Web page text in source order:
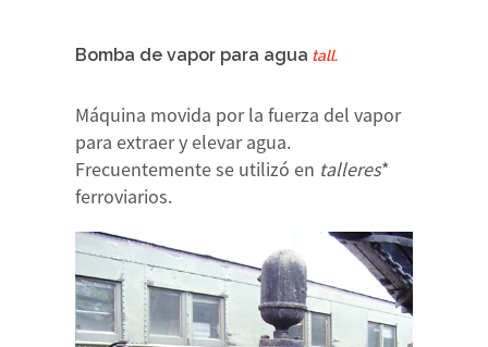
Bomba de vapor para agua tall.
Máquina movida por la fuerza del vapor
para extraer y elevar agua.
Frecuentemente se utilizó en talleres*
ferroviarios.